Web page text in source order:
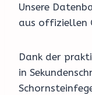
Unsere
aus offiziellen
Dank der
in